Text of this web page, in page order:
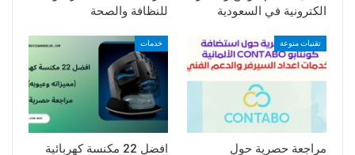
الكترونية في السعودية
للنظافة والصحة
تقنيات منوعة
مراجعة حصرية حول
خدمات
افضل 22 مكنسة كهربائية